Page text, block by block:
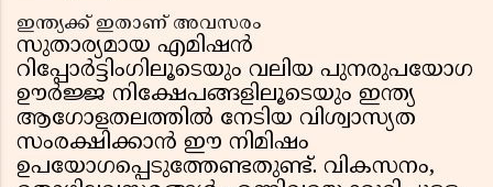
ഇന്ത്യക്ക് ഇതാണ് അവസരം
സുതാര്യമായ എമിഷൻ
റിപ്പോർട്ടിംഗിലൂടെയും വലിയ പുനരുപയോഗ
ഊർജ്ജ നിക്ഷേപങ്ങളിലൂടെയും ഇന്ത്യ
ആഗോളതലത്തിൽ നേടിയ വിശ്വാസ്യത
സംരക്ഷിക്കാൻ ഈ നിമിഷം
ഉപയോഗപ്പെടുത്തേണ്ടതുണ്ട്. വികസനം,